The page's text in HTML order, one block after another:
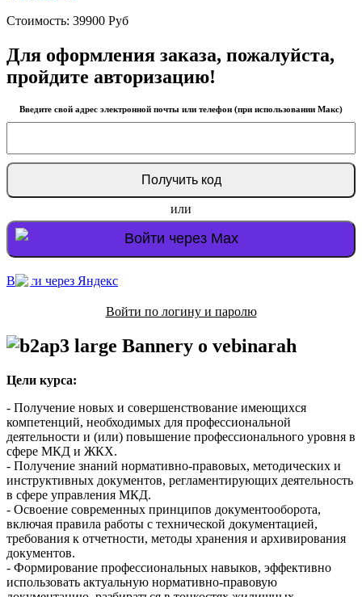
Стоимость: 39900 Руб
Для оформления заказа, пожалуйста,
пройдите авторизацию!
Введите свой адрес электронной почты или телефон (при использовании Макс)
или
Войти через Max
Войти через Яндекс
Войти по логину и паролю
Цели курса:
- Получение новых и совершенствование имеющихся
компетенций, необходимых для профессиональной
деятельности и (или) повышение профессионального уровня в
сфере МКД и ЖКХ.
- Получение знаний нормативно-правовых, методических и
инструктивных документов, регламентирующих деятельность
в сфере управления МКД.
- Освоение современных принципов документооборота,
включая правила работы с технической документацией,
требования к отчетности, методы хранения и архивирования
документов.
- Формирование профессиональных навыков, эффективно
использовать актуальную нормативно-правовую